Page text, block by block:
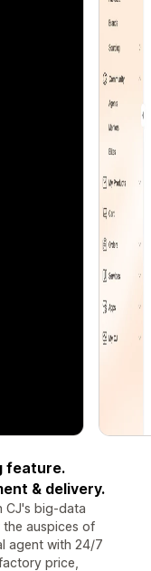
feature.
& delivery.
CJ's big-data
the auspices of
agent with 24/7
price,